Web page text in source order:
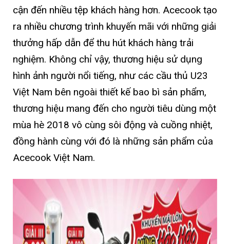
cận đến nhiều tệp khách hàng hơn. Acecook tạo
ra nhiều chương trình khuyến mãi với những giải
thưởng hấp dẫn để thu hút khách hàng trải
nghiệm. Không chỉ vậy, thương hiệu sử dụng
hình ảnh người nổi tiếng, như các cầu thủ U23
Việt Nam bên ngoài thiết kế bao bì sản phẩm,
thương hiệu mang đến cho người tiêu dùng một
mùa hè 2018 vô cùng sôi động và cuồng nhiệt,
đồng hành cùng với đó là những sản phẩm của
Acecook Việt Nam.